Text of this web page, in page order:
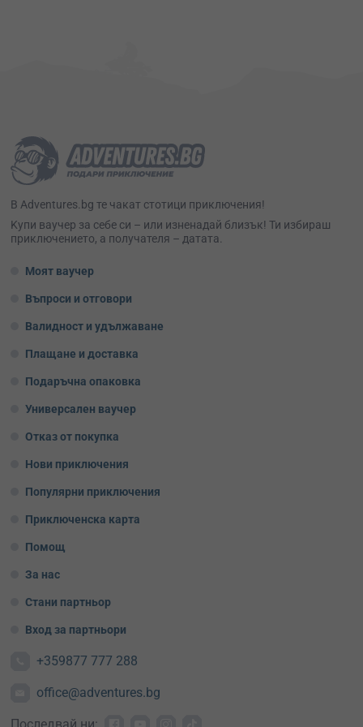
В Adventures.bg те чакат стотици приключения!
Kупи ваучер за себе си – или изненадай близък! Ти избираш
приключението, а получателя – датата.
Моят ваучер
Въпроси и отговори
Валидност и удължаване
Плащане и доставка
Подаръчна опаковка
Универсален ваучер
Отказ от покупка
Нови приключения
Популярни приключения
Приключенска карта
Помощ
За нас
Стани партньор
Вход за партньори
+359877 777 288
office@adventures.bg